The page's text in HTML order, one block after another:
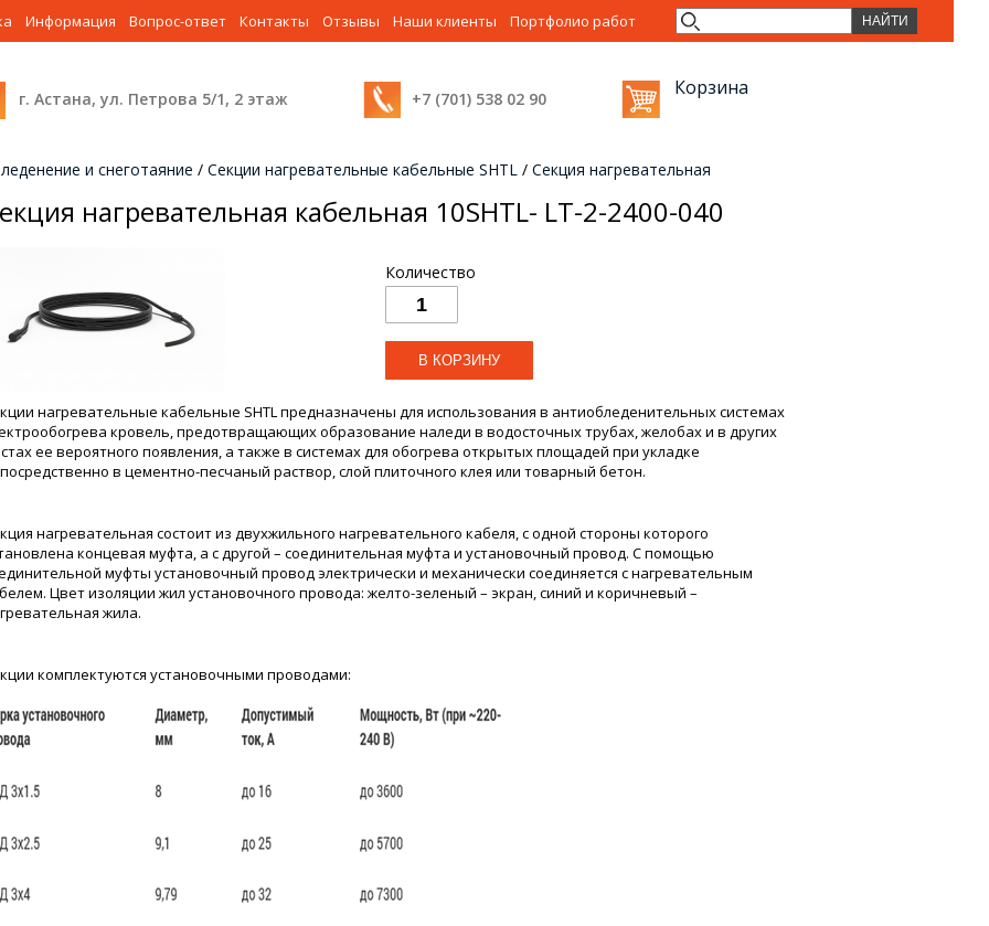
Информация Вопрос-ответ Контакты Отзывы Наши клиенты Портфолио работ
г. Астана, ул. Петрова 5/1, 2 этаж +7 (701) 538 02 90 Корзина
и снеготаяние / Секции нагревательные кабельные SHTL / Секция нагревательная
нагревательная кабельная 10SHTL- LT-2-2400-040
Количество
нагревательные кабельные SHTL предназначены для использования в антиобледенительных системах
кровель, предотвращающих образование наледи в водосточных трубах, желобах и в других
ее вероятного появления, а также в системах для обогрева открытых площадей при укладке
в цементно-песчаный раствор, слой плиточного клея или товарный бетон.
нагревательная состоит из двухжильного нагревательного кабеля, с одной стороны которого
концевая муфта, а с другой – соединительная муфта и установочный провод. С помощью
муфты установочный провод электрически и механически соединяется с нагревательным
Цвет изоляции жил установочного провода: желто-зеленый – экран, синий и коричневый –
жила.
комплектуются установочными проводами: